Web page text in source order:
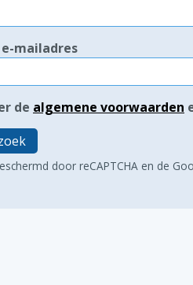
mailadres
de algemene voorwaarden
door reCAPTCHA en de